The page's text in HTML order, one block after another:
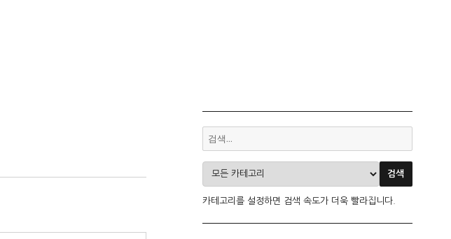
카테고리를 설정하면 검색 속도가 더욱 빨라집니다.